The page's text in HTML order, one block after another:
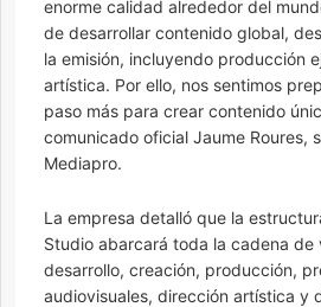
enorme calidad alrededor del
de desarrollar contenido global,
la emisión, incluyendo producción
artística. Por ello, nos sentimos
paso más para crear contenido
comunicado oficial Jaume Roures,
Mediapro.
La empresa detalló que la
Studio abarcará toda la cadena de
desarrollo, creación, producción,
audiovisuales, dirección artística y